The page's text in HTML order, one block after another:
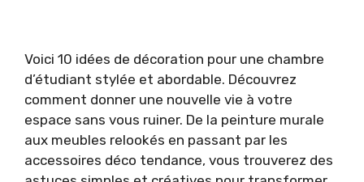
Voici 10 idées de décoration pour une chambre
d’étudiant stylée et abordable. Découvrez
comment donner une nouvelle vie à votre
espace sans vous ruiner. De la peinture murale
aux meubles relookés en passant par les
accessoires déco tendance, vous trouverez des